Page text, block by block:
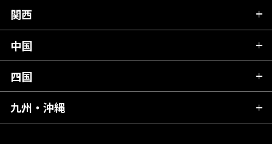
岩手県
宮城県
福島県
群馬県
千葉県
東京都
神奈川県
富山県
石川県
山梨県
長野県
岐阜県
静岡県
愛知県
関西
滋賀県
京都府
大阪府
中国
広島県
岡山県
四国
愛媛県
九州・沖縄